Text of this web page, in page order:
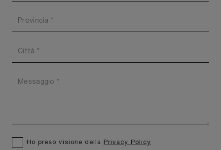
Ho preso visione della Privacy Policy